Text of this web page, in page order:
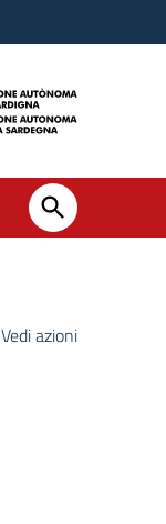
Vedi azioni